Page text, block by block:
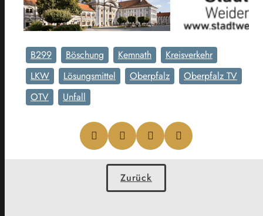
B299 Böschung Kemnath
Kreisverkehr
LKW
Lösungsmittel Oberpfalz
Oberpfalz TV
OTV
Unfall
Zurück